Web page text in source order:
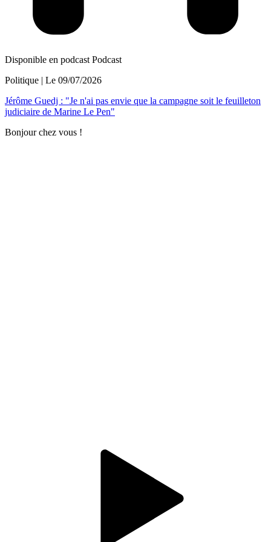
Disponible en podcast Podcast
Politique | Le 09/07/2026
Jérôme Guedj : "Je n'ai pas envie que la campagne soit le feuilleton
judiciaire de Marine Le Pen"
Bonjour chez vous !